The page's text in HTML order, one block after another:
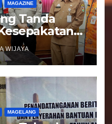
MAGAZINE
Tanda
WIJAYA
MAGELANG